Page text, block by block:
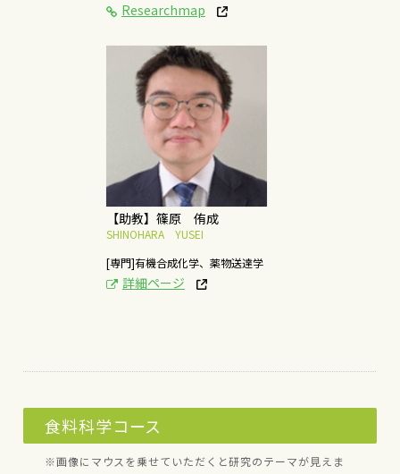
Researchmap
[研究テーマ]
経皮吸収技術を用いた
低侵襲的な薬物の開
発・研究
概要はこちら
【助教】篠原 侑成
SHINOHARA YUSEI
[専門]有機合成化学、薬物送達学
詳細ページ
食料科学コース
※画像にマウスを乗せていただくと研究のテーマが見えま